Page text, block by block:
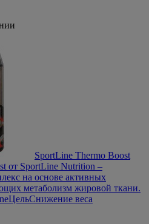
SportLine Thermo Boost
от SportLine Nutrition –
на основе активных
метаболизм жировой ткани.
ЦельСнижение веса